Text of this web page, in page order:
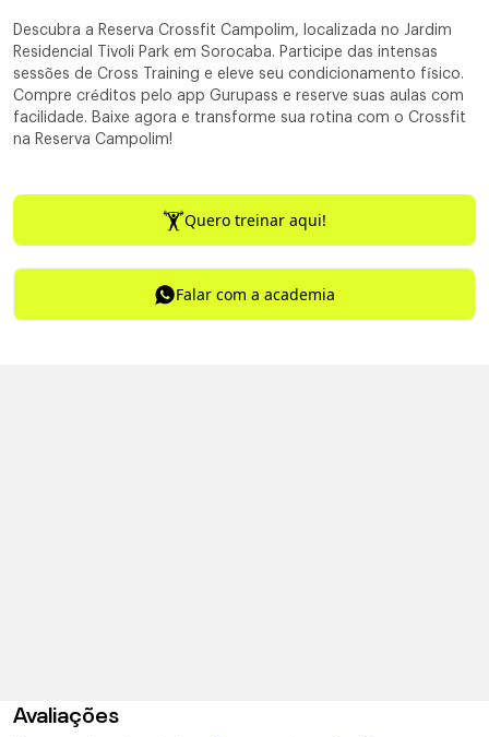
Descubra a Reserva Crossfit Campolim, localizada no Jardim
Residencial Tivoli Park em Sorocaba. Participe das intensas
sessões de Cross Training e eleve seu condicionamento físico.
Compre créditos pelo app Gurupass e reserve suas aulas com
facilidade. Baixe agora e transforme sua rotina com o Crossfit
na Reserva Campolim!
Quero treinar aqui!
Falar com a academia
Avaliações